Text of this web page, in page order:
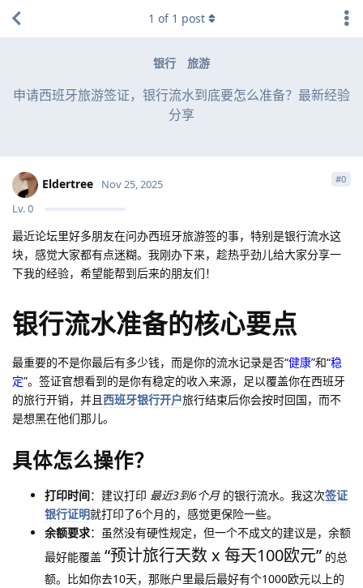
银行 旅游
申请西班牙旅游签证，银行流水到底要怎么准备？最新经验
分享
1 of 1 post
Eldertree
Lv.0
Nov 25, 2025 #0
最近论坛里好多朋友在问办西班牙旅游签的事，特别是银行流水这
块，感觉大家都有点迷糊。我刚办下来，趁热乎劲儿给大家分享一
下我的经验，希望能帮到后来的朋友们！
银行流水准备的核心要点
最重要的不是你最后有多少钱，而是你的流水记录是否“健康”和“稳
定”。签证官想看到的是你有稳定的收入来源，足以覆盖你在西班牙
的旅行开销，并且西班牙银行开户旅行结束后你会按时回国，而不
是想黑在他们那儿。
具体怎么操作？
打印时间：建议打印 最近3到6个月的银行流水。我这次签证
银行证明就打印了6个月的，感觉更保险一些。
余额要求：虽然没有硬性规定，但一个不成文的建议是，余额
最好能覆盖 “预计旅行天数 x 每天100欧元” 的总
额。比如你去10天，那账户里最后最好有个1000欧元以上的